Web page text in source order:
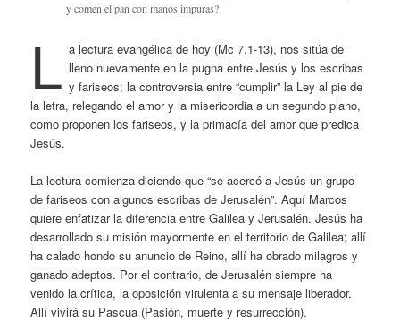
y comen el pan con manos impuras?
L a lectura evangélica de hoy (Mc 7,1-13), nos sitúa de
lleno nuevamente en la pugna entre Jesús y los escribas
y fariseos; la controversia entre “cumplir” la Ley al pie de
la letra, relegando el amor y la misericordia a un segundo plano,
como proponen los fariseos, y la primacía del amor que predica
Jesús.
La lectura comienza diciendo que “se acercó a Jesús un grupo
de fariseos con algunos escribas de Jerusalén”. Aquí Marcos
quiere enfatizar la diferencia entre Galilea y Jerusalén. Jesús ha
desarrollado su misión mayormente en el territorio de Galilea; allí
ha calado hondo su anuncio de Reino, allí ha obrado milagros y
ganado adeptos. Por el contrario, de Jerusalén siempre ha
venido la crítica, la oposición virulenta a su mensaje liberador.
Allí vivirá su Pascua (Pasión, muerte y resurrección).